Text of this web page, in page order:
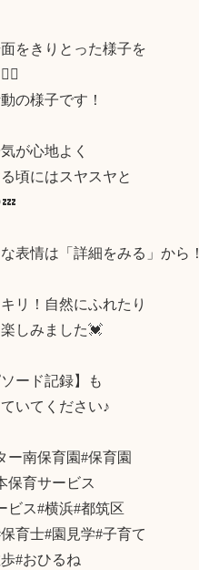
をきりとった様子を
の様子です！
が心地よく
頃にはスヤスヤと
表情は「詳細をみる」から！
リ！自然にふれたり
しみました💓
ード記録】も
いてください♪
ー南保育園#保育園
保育サービス
ビス#横浜#都筑区
育士#園見学#子育て
#おひるね